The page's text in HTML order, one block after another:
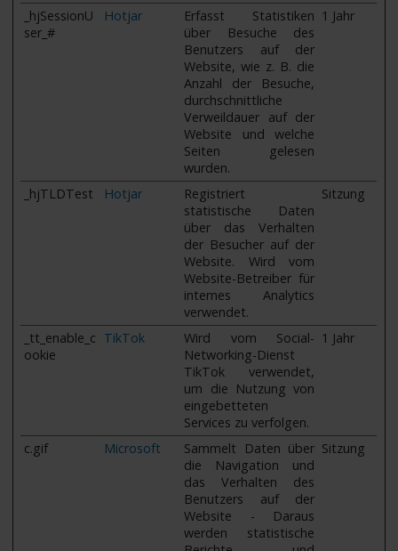
_hjSessionU
ser_#
Hotjar
Erfasst Statistiken
über Besuche des
Benutzers auf der
Website, wie z. B. die
Anzahl der Besuche,
durchschnittliche
Verweildauer auf der
Website und welche
Seiten gelesen
wurden.
1 Jahr
_hjTLDTest Hotjar
Registriert
statistische Daten
über das Verhalten
der Besucher auf der
Website. Wird vom
Website-Betreiber für
internes Analytics
verwendet.
Sitzung
_tt_enable_c
ookie
TikTok
Wird vom Social-
Networking-Dienst
TikTok verwendet,
um die Nutzung von
eingebetteten
Services zu verfolgen.
1 Jahr
c.gif Microsoft
Sammelt Daten über
die Navigation und
das Verhalten des
Benutzers auf der
Website - Daraus
werden statistische
Sitzung